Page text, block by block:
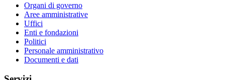
Organi di governo
Aree amministrative
Uffici
Enti e fondazioni
Politici
Personale amministrativo
Documenti e dati